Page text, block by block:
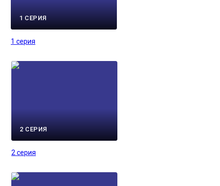
1 СЕРИЯ
1 серия
2 СЕРИЯ
2 серия